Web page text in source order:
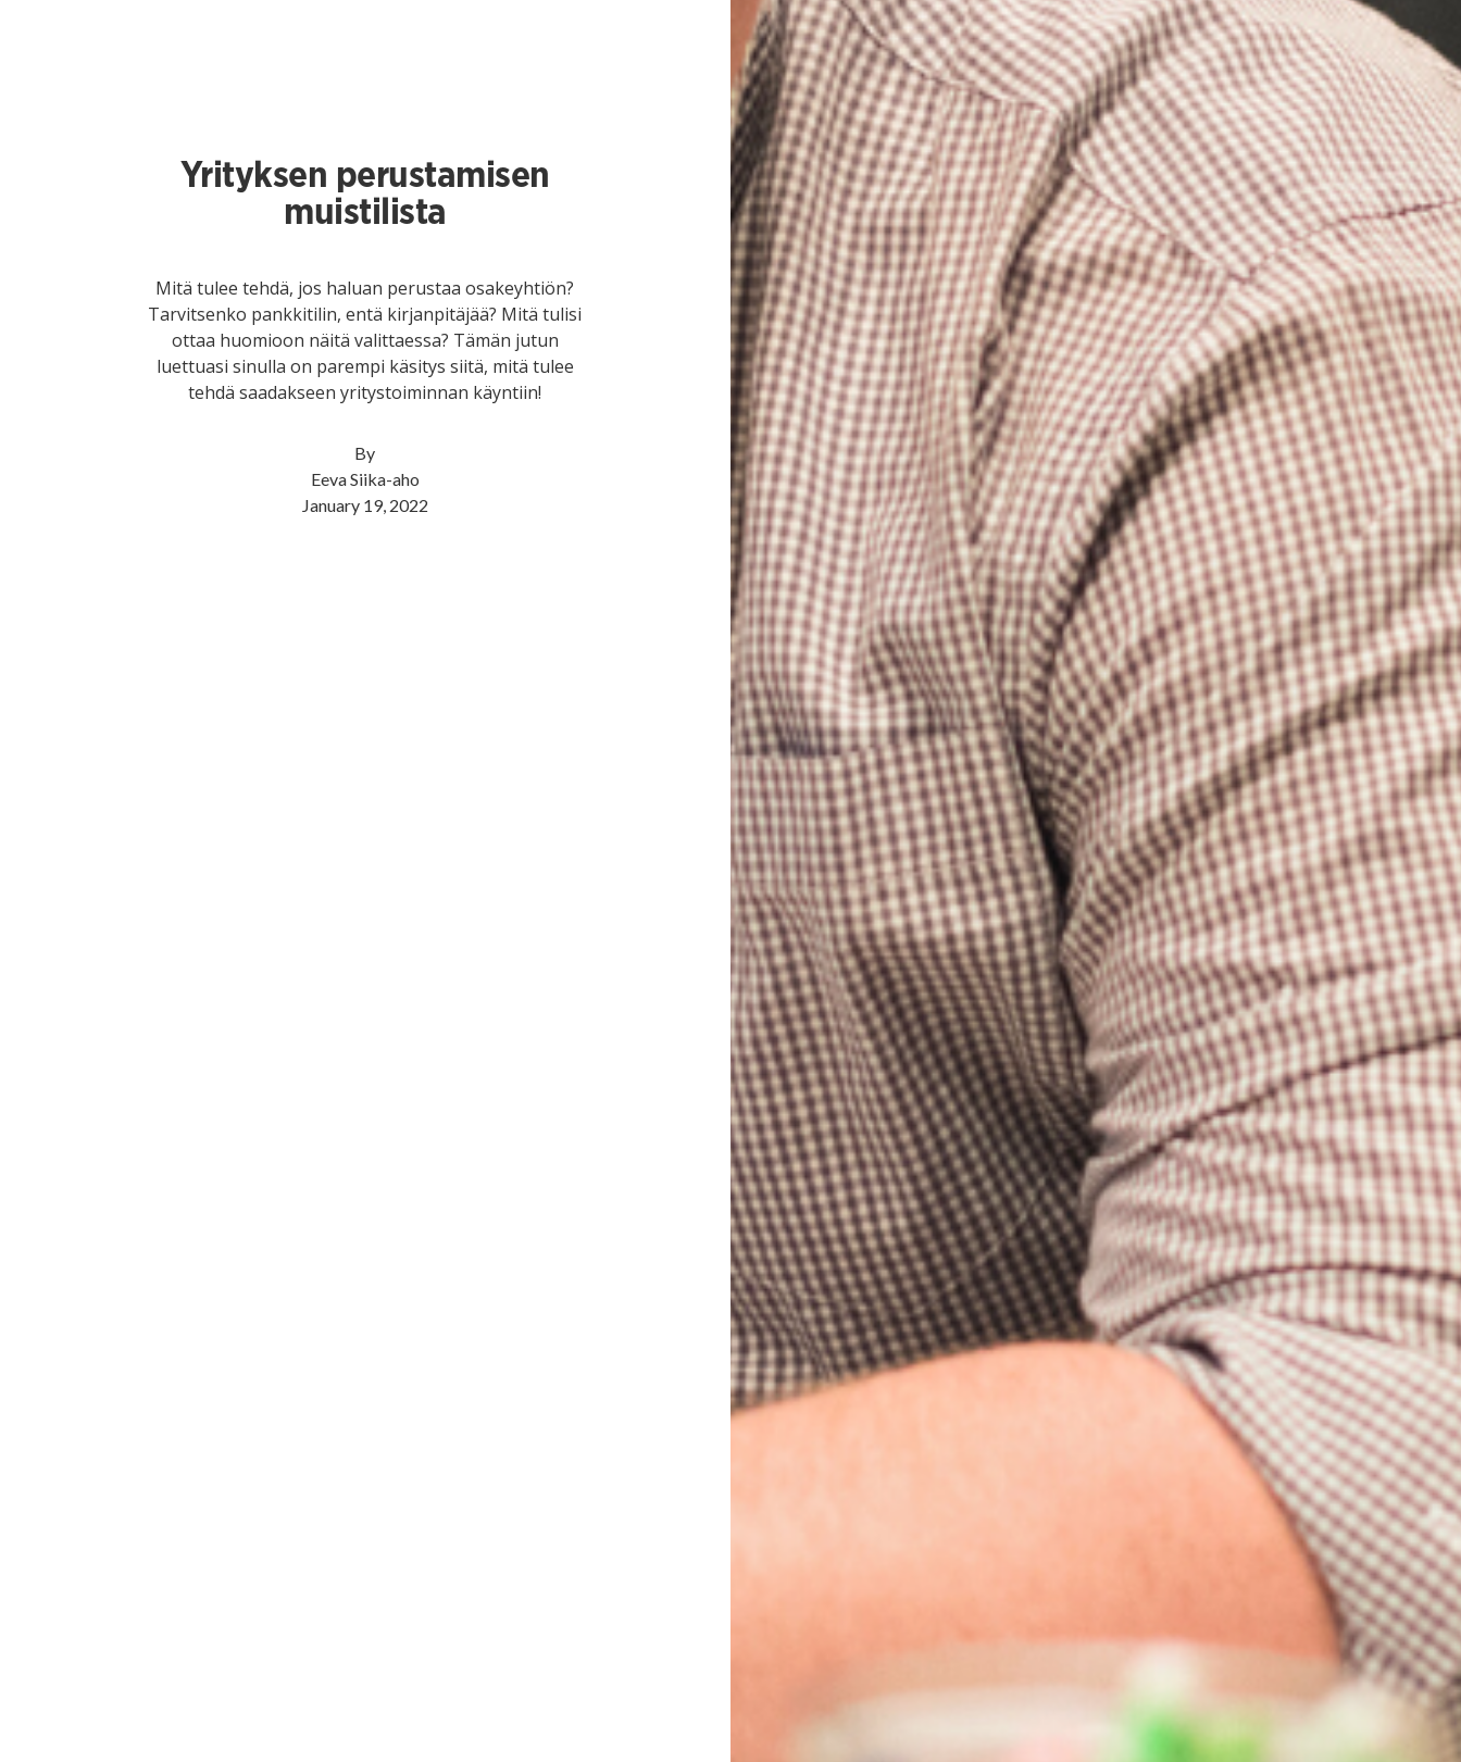
Yrityksen perustamisen
muistilista
Mitä tulee tehdä, jos haluan perustaa osakeyhtiön?
Tarvitsenko pankkitilin, entä kirjanpitäjää? Mitä tulisi
ottaa huomioon näitä valittaessa? Tämän jutun
luettuasi sinulla on parempi käsitys siitä, mitä tulee
tehdä saadakseen yritystoiminnan käyntiin!
By
Eeva Siika-aho
January 19, 2022